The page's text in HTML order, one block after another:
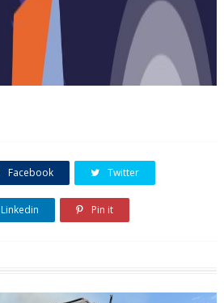
Facebook Twitter
Linkedin Pin it